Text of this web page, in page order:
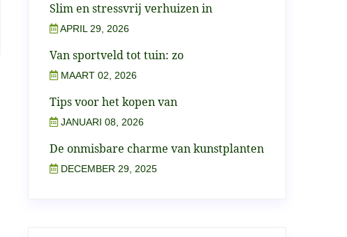
Slim en stressvrij verhuizen in
APRIL 29, 2026
Van sportveld tot tuin: zo
MAART 02, 2026
Tips voor het kopen van
JANUARI 08, 2026
De onmisbare charme van kunstplanten
DECEMBER 29, 2025